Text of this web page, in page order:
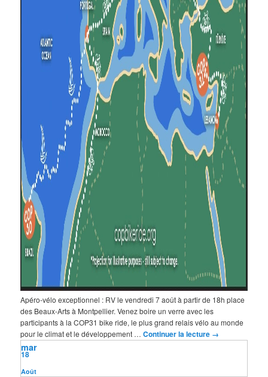
Apéro-vélo exceptionnel : RV le vendredi 7 août à partir de 18h place
des Beaux-Arts à Montpellier. Venez boire un verre avec les
participants à la COP31 bike ride, le plus grand relais vélo au monde
pour le climat et le développement …Continuer la lecture →
Août
18
mar